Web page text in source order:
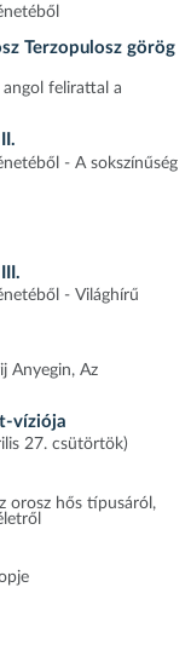
Terzopulosz görög
felirattal a
- A sokszínűség
- Világhírű
Anyegin, Az
víziója
27. csütörtök)
orosz hős típusáról,